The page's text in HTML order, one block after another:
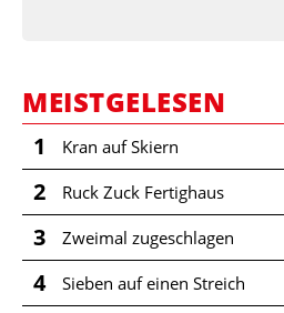
MEISTGELESEN
1 Kran auf Skiern
2 Ruck Zuck Fertighaus
3 Zweimal zugeschlagen
4 Sieben auf einen Streich